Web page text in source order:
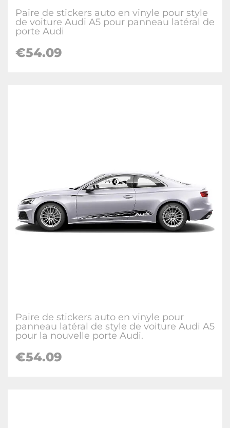
Paire de stickers auto en vinyle pour style
de voiture Audi A5 pour panneau latéral de
porte Audi
€54.09
Paire de stickers auto en vinyle pour
panneau latéral de style de voiture Audi A5
pour la nouvelle porte Audi.
€54.09